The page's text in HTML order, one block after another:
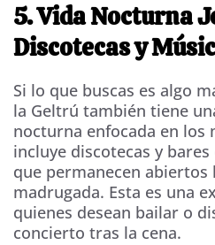
5. Vida Nocturna
Discotecas y
Si lo que buscas es algo
la Geltrú también tiene
nocturna enfocada en los
incluye discotecas y
que permanecen abiertos
madrugada. Esta es una
quienes desean bailar o
concierto tras la cena.